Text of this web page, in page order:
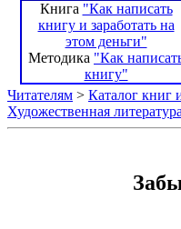
Книга "Как написать
книгу и заработать на
этом деньги"
Методика "Как
книгу"
Читателям > Каталог книг
Художественная